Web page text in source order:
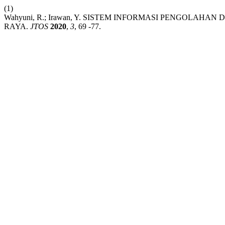
(1)
Wahyuni, R.; Irawan, Y. SISTEM INFORMASI
RAYA. JTOS 2020, 3, 69 -77.